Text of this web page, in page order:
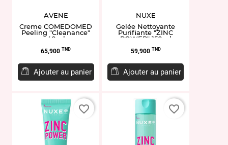
AVENE
Creme COMEDOMED
Peeling "Cleanance"
40ml
Prix
65,900 TND
Ajouter au panier
NUXE
Gelée Nettoyante
Purifiante "ZINC
POWER" 150ml
Prix
59,900 TND
Ajouter au panier
favorite_border favorite_border